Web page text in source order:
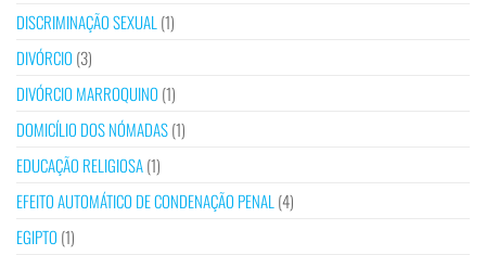
DISCRIMINAÇÃO SEXUAL (1)
DIVÓRCIO (3)
DIVÓRCIO MARROQUINO (1)
DOMICÍLIO DOS NÓMADAS(1)
EDUCAÇÃO RELIGIOSA(1)
EFEITO AUTOMÁTICO DE CONDENAÇÃO PENAL (4)
EGIPTO (1)